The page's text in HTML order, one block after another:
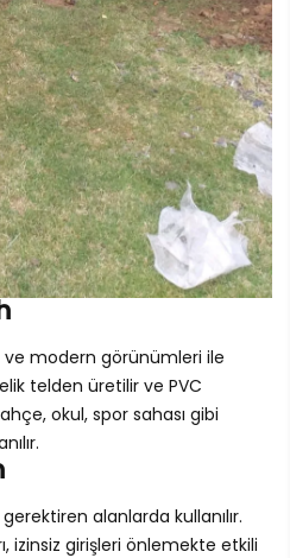
ve modern görünümleri ile
telden üretilir ve PVC
okul, spor sahası gibi
alanlarda kullanılır.
izinsiz girişleri önlemekte etkili